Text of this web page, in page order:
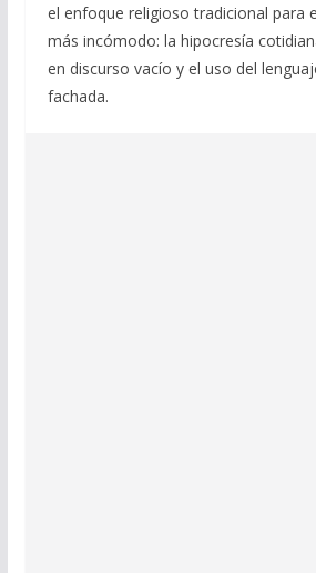
el enfoque religioso tradicional para
más incómodo: la hipocresía
en discurso vacío y el uso del
fachada.